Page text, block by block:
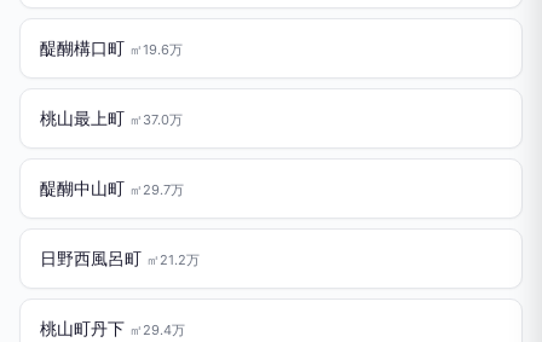
醍醐構口町 ㎡19.6万
桃山最上町 ㎡37.0万
醍醐中山町 ㎡29.7万
日野西風呂町 ㎡21.2万
桃山町丹下 ㎡29.4万